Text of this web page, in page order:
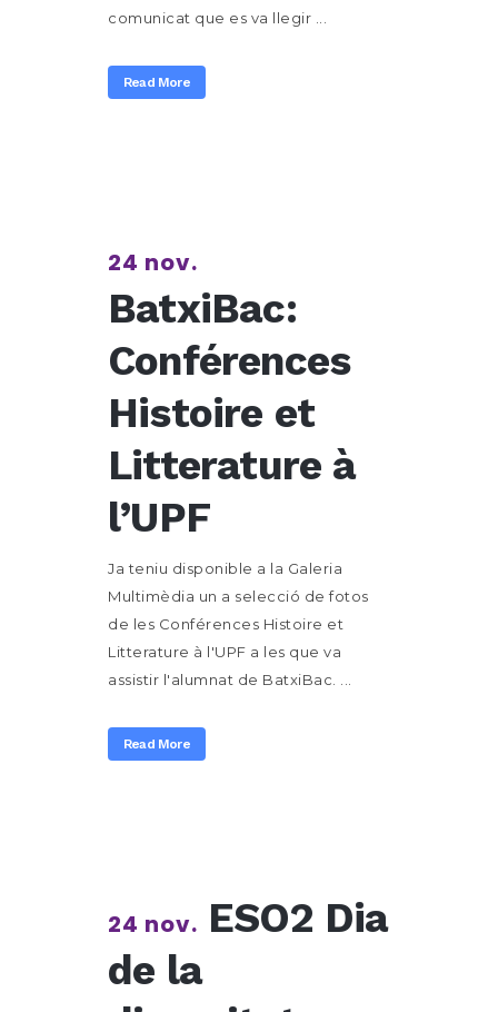
comunicat que es va llegir ...
Read More
24 nov.
BatxiBac:
Conférences
Histoire et
Litterature à
l’UPF
Ja teniu disponible a la Galeria
Multimèdia un a selecció de fotos
de les Conférences Histoire et
Litterature à l'UPF a les que va
assistir l'alumnat de BatxiBac. ...
Read More
24 nov. ESO2 Dia
de la